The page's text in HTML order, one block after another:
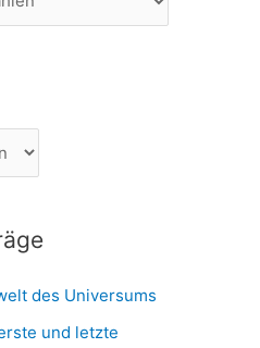
des Universums
und letzte